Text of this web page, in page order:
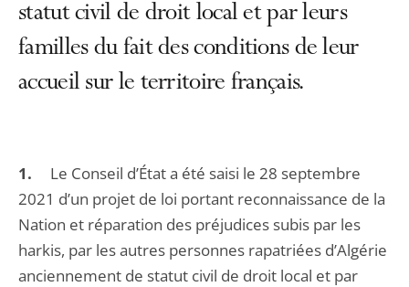
statut civil de droit local et par leurs
familles du fait des conditions de leur
accueil sur le territoire français.
1.
Le Conseil d’État a été saisi le 28 septembre
2021 d’un projet de loi portant reconnaissance de la
Nation et réparation des préjudices subis par les
harkis, par les autres personnes rapatriées d’Algérie
anciennement de statut civil de droit local et par